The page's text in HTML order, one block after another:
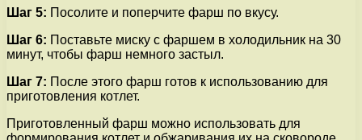
Шаг 5: Посолите и поперчите фарш по вкусу.
Шаг 6: Поставьте миску с фаршем в холодильник на 30
минут, чтобы фарш немного застыл.
Шаг 7: После этого фарш готов к использованию для
приготовления котлет.
Приготовленный фарш можно использовать для